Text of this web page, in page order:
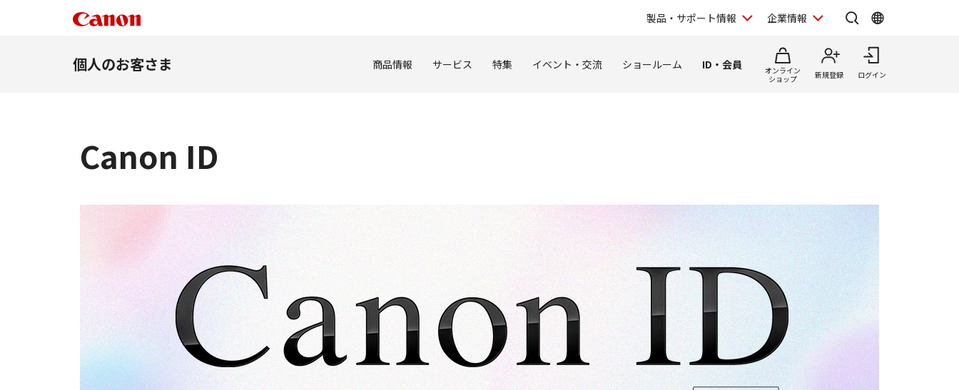
製品・サポート情報 企業情報
個人のお客さま 商品情報 サービス 特集 イベント・交流 ショールーム ID・会員
オンライン
ショップ
新規登録 ログイン
Canon ID